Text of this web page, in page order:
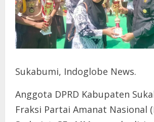
Sukabumi, Indoglobe News.
Anggota DPRD Kabupaten
Fraksi Partai Amanat Nasional